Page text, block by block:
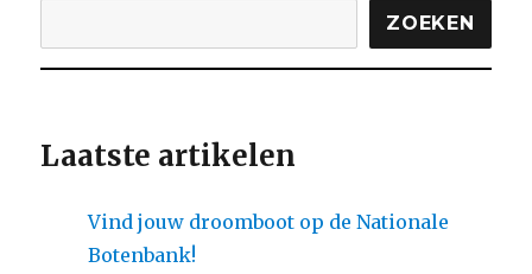
ZOEKEN
Laatste artikelen
Vind jouw droomboot op de Nationale
Botenbank!